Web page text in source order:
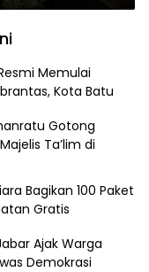
Memulai
Kota Batu
Gotong
Ta’lim di
Bagikan 100 Paket
Gratis
Ajak Warga
Demokrasi